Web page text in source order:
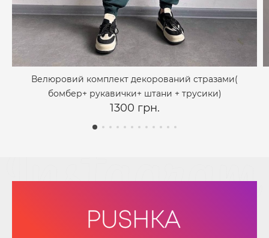
Велюровий комплект декорований стразами(
бомбер+ рукавички+ штани + трусики)
1300 грн.